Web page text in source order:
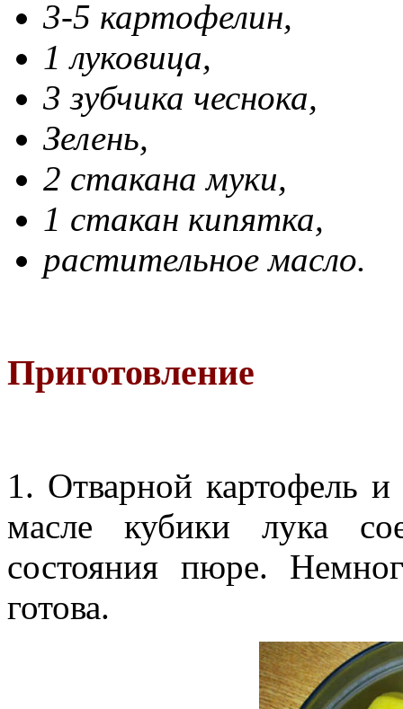
3-5 картофелин,
1 луковица,
3 зубчика чеснока,
Зелень,
2 стакана муки,
1 стакан кипятка,
растительное масло.
Приготовление
1. Отварной картофель
масле кубики лука
состояния пюре.
готова.